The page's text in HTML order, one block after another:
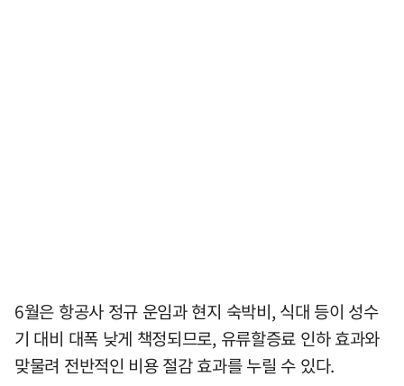
6월은 항공사 정규 운임과 현지 숙박비, 식대 등이 성수
기 대비 대폭 낮게 책정되므로, 유류할증료 인하 효과와
맞물려 전반적인 비용 절감 효과를 누릴 수 있다.